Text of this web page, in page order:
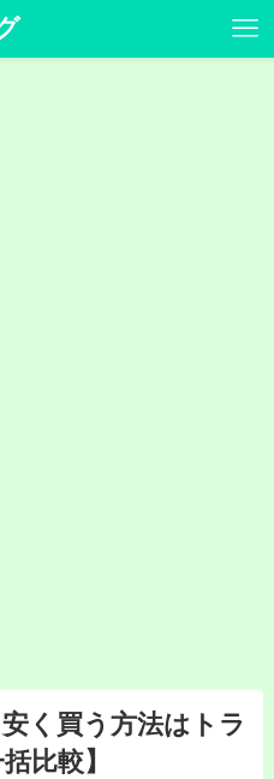
く買う方法はトラ
比較】